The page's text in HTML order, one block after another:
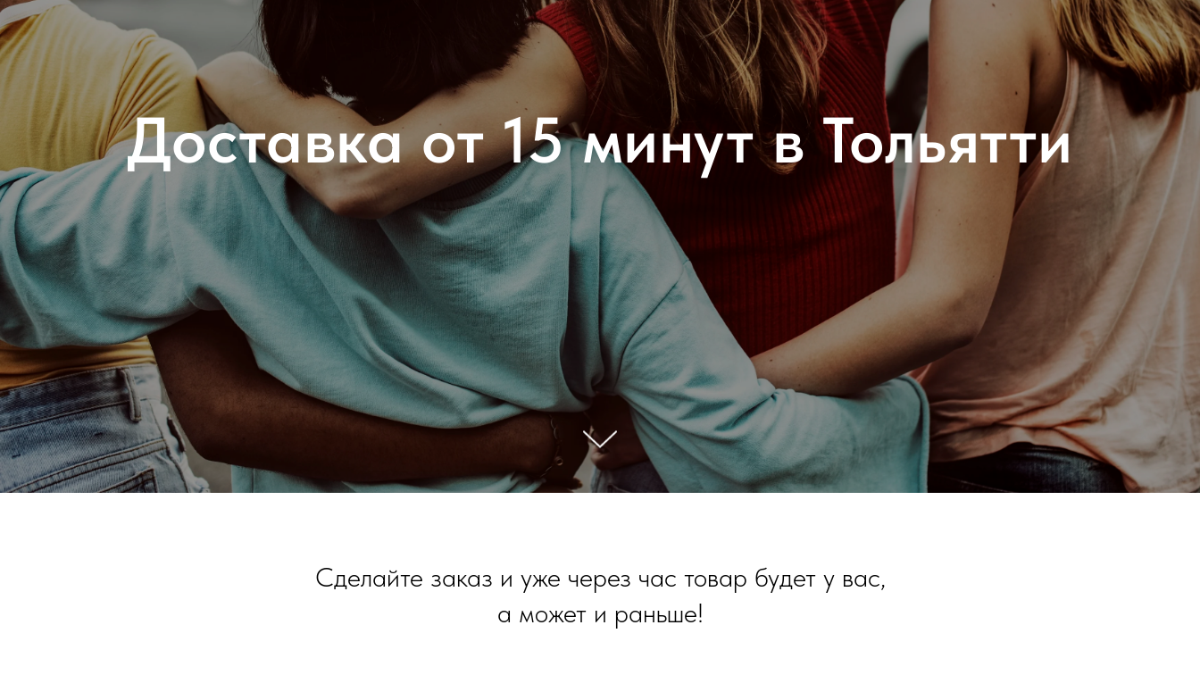
Доставка от 15 минут в Тольятти
Сделайте заказ и уже через час товар будет у вас,
а может и раньше!